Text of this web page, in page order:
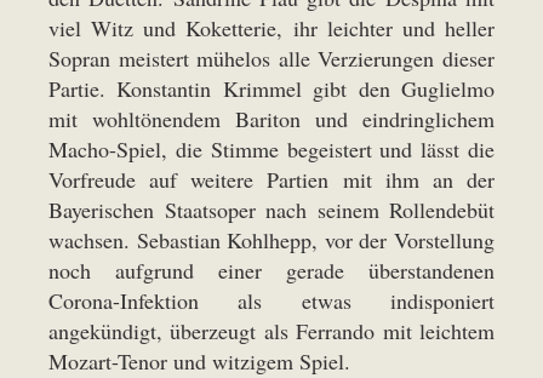
viel Witz und Koketterie, ihr leichter und heller
Sopran meistert mühelos alle Verzierungen dieser
Partie. Konstantin Krimmel gibt den Guglielmo
mit wohltönendem Bariton und eindringlichem
Macho-Spiel, die Stimme begeistert und lässt die
Vorfreude auf weitere Partien mit ihm an der
Bayerischen Staatsoper nach seinem Rollendebüt
wachsen. Sebastian Kohlhepp, vor der Vorstellung
noch aufgrund einer gerade überstandenen
Corona-Infektion als etwas indisponiert
angekündigt, überzeugt als Ferrando mit leichtem
Mozart-Tenor und witzigem Spiel.